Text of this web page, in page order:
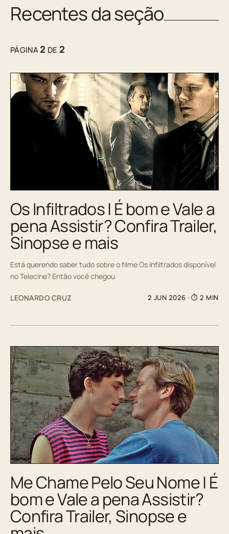
Recentes da seção
PÁGINA2 DE 2
Os Infiltrados | É bom e Vale a
pena Assistir? Confira Trailer,
Sinopse e mais
Está querendo saber tudo sobre o filme Os Infiltrados disponível
no Telecine? Então você chegou
LEONARDO CRUZ 2 JUN 2026 · ⏱ 2 MIN
Me Chame Pelo Seu Nome | É
bom e Vale a pena Assistir?
Confira Trailer, Sinopse e